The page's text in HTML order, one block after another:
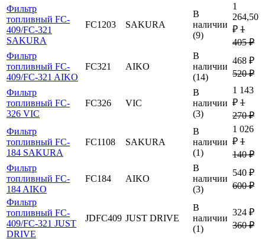
Фильтр
топливный FC-
409/FC-321
SAKURA
FC1203 SAKURA
В
наличии
(9)
1
264,50
₽ 1
405 ₽
Фильтр
топливный FC-
409/FC-321 AIKO
FC321 AIKO
В
наличии
(14)
468 ₽
520 ₽
Фильтр
топливный FC-
326 VIC
FC326 VIC
В
наличии
(3)
1 143
₽ 1
270 ₽
Фильтр
топливный FC-
184 SAKURA
FC1108 SAKURA
В
наличии
(1)
1 026
₽ 1
140 ₽
Фильтр
топливный FC-
184 AIKO
FC184 AIKO
В
наличии
(3)
540 ₽
600 ₽
Фильтр
топливный FC-
409/FC-321 JUST
DRIVE
JDFC409 JUST DRIVE
В
наличии
(1)
324 ₽
360 ₽